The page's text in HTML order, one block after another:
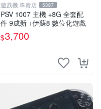
遊戲機 專賣店 5387
PSV 1007 主機 +8G 全套配
件 9成新 +伊蘇8 數位化遊戲
$3,700